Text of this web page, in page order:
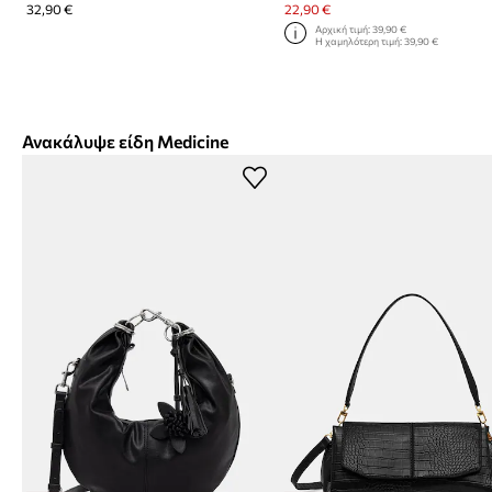
32,90 € 22,90 €
Αρχική τιμή: 39,90 €
Η χαμηλότερη τιμή: 39,90 €
Ανακάλυψε είδη Medicine